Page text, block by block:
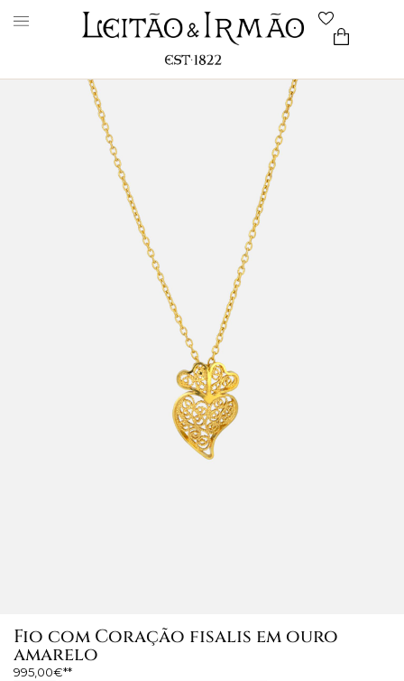
Fio com Coração fisalis em ouro
amarelo
995,00€